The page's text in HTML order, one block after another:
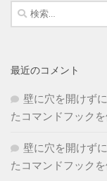
検
索:
最近のコメント
壁に穴を開けず
たコマンドフック
壁に穴を開けず
たコマンドフック